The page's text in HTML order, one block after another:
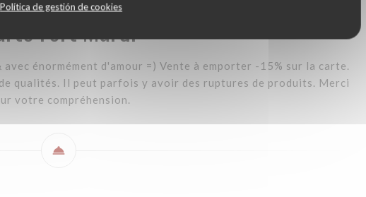
Política de gestión de cookies
Fort Mardi
énormément d'amour =) Vente à emporter -15% sur la carte.
qualités. Il peut parfois y avoir des ruptures de produits. Merci
votre compréhension.